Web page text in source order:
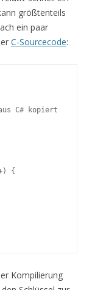
größtenteils
ein paar
C-Sourcecode:
C# kopiert
{
Kompilierung